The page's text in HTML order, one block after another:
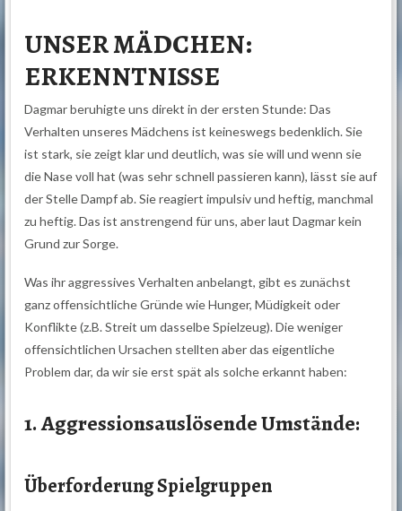
UNSER MÄDCHEN:
ERKENNTNISSE
Dagmar beruhigte uns direkt in der ersten Stunde: Das
Verhalten unseres Mädchens ist keineswegs bedenklich. Sie
ist stark, sie zeigt klar und deutlich, was sie will und wenn sie
die Nase voll hat (was sehr schnell passieren kann), lässt sie auf
der Stelle Dampf ab. Sie reagiert impulsiv und heftig, manchmal
zu heftig. Das ist anstrengend für uns, aber laut Dagmar kein
Grund zur Sorge.
Was ihr aggressives Verhalten anbelangt, gibt es zunächst
ganz offensichtliche Gründe wie Hunger, Müdigkeit oder
Konflikte (z.B. Streit um dasselbe Spielzeug). Die weniger
offensichtlichen Ursachen stellten aber das eigentliche
Problem dar, da wir sie erst spät als solche erkannt haben:
1. AggressionsauslösendeUmstände:
Überforderung Spielgruppen